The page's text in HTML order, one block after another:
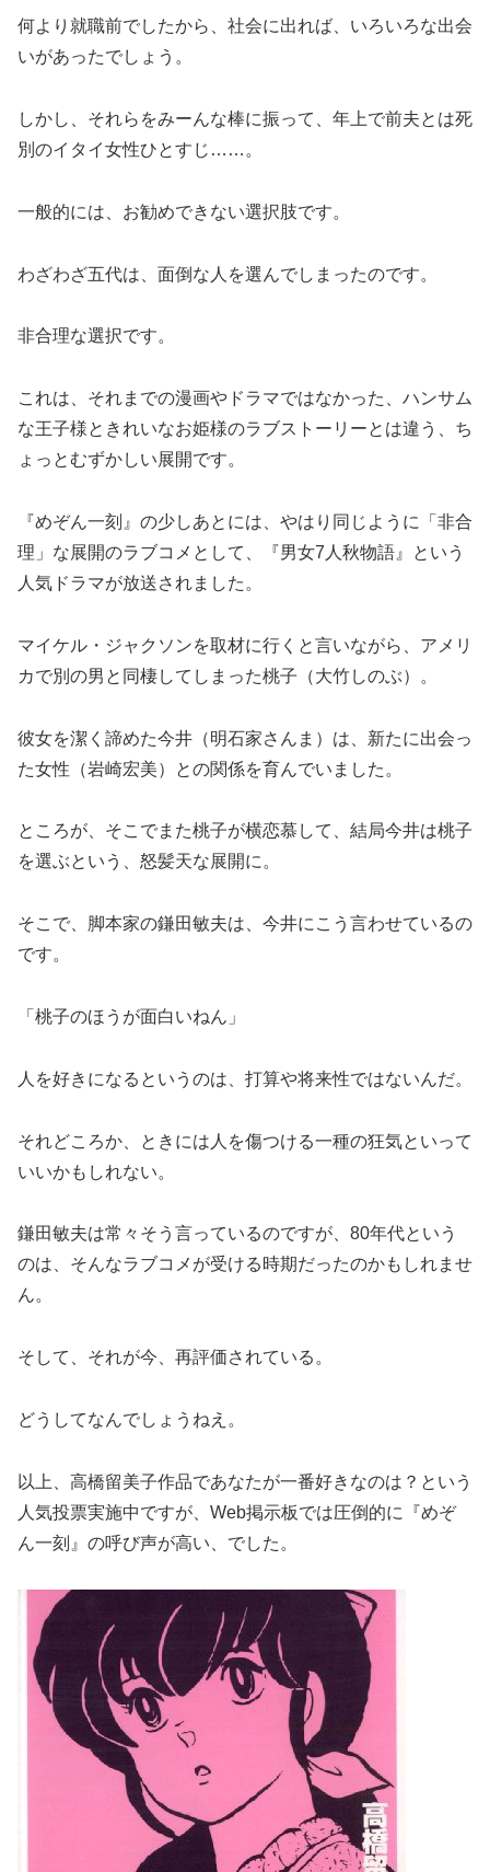
何より就職前でしたから、社会に出れば、いろいろな出会
いがあったでしょう。
しかし、それらをみーんな棒に振って、年上で前夫とは死
別のイタイ女性ひとすじ……。
一般的には、お勧めできない選択肢です。
わざわざ五代は、面倒な人を選んでしまったのです。
非合理な選択です。
これは、それまでの漫画やドラマではなかった、ハンサム
な王子様ときれいなお姫様のラブストーリーとは違う、ち
ょっとむずかしい展開です。
『めぞん一刻』の少しあとには、やはり同じように「非合
理」な展開のラブコメとして、『男女7人秋物語』という
人気ドラマが放送されました。
マイケル・ジャクソンを取材に行くと言いながら、アメリ
カで別の男と同棲してしまった桃子（大竹しのぶ）。
彼女を潔く諦めた今井（明石家さんま）は、新たに出会っ
た女性（岩崎宏美）との関係を育んでいました。
ところが、そこでまた桃子が横恋慕して、結局今井は桃子
を選ぶという、怒髪天な展開に。
そこで、脚本家の鎌田敏夫は、今井にこう言わせているの
です。
「桃子のほうが面白いねん」
人を好きになるというのは、打算や将来性ではないんだ。
それどころか、ときには人を傷つける一種の狂気といって
いいかもしれない。
鎌田敏夫は常々そう言っているのですが、80年代という
のは、そんなラブコメが受ける時期だったのかもしれませ
ん。
そして、それが今、再評価されている。
どうしてなんでしょうねえ。
以上、高橋留美子作品であなたが一番好きなのは？という
人気投票実施中ですが、Web掲示板では圧倒的に『めぞ
ん一刻』の呼び声が高い、でした。